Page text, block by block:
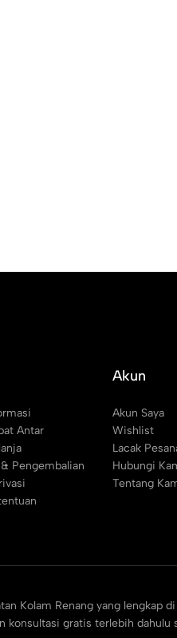
Antar
Pengembalian
Akun
Akun Saya
Wishlist
Lacak
Hubungi
Tentang
Kolam Renang yang lengkap
konsultasi gratis terlebih